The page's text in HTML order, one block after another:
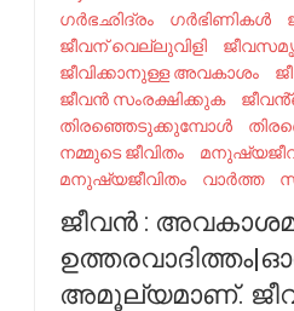
ഗർഭഛിദ്രം
ഗർഭിണികൾ
ജീവന് വെല്ലുവിളി
ജീവിക്കാനുള്ള അവകാശം
ജീവൻ സംരക്ഷിക്കുക
തിരഞ്ഞെടുക്കുമ്പോൾ
നമ്മുടെ ജീവിതം
മനുഷ്യജീവിതം
വാർത്ത
ജീവൻ :
അമൂല്യമാണ്.